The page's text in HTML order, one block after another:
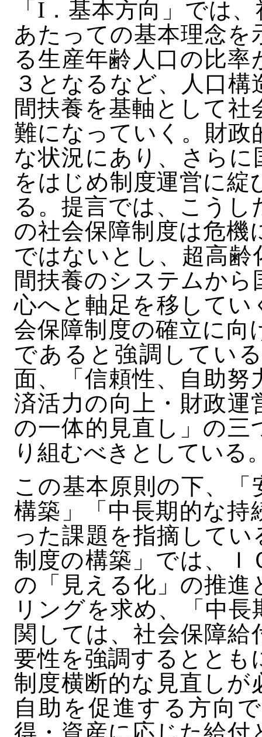
「I．基本方向」では
あたっての基本理念
る生産年齢人口の比
３となるなど、人口
間扶養を基軸として
難になっていく。財政
な状況にあり、さら
をはじめ制度運営に
る。提言では、こう
の社会保障制度は危機
ではないとし、超高
間扶養のシステムか
心へと軸足を移してい
会保障制度の確立に向
であると強調してい
面、「信頼性、自助努
済活力の向上・財政運
の一体的見直し」の三
り組むべきとしている
この基本原則の下、
構築」「中長期的な持
った課題を指摘して
制度の構築」では、Ｉ
の「見える化」の推進
リングを求め、「中
関しては、社会保障
要性を強調するととも
制度横断的な見直しが
自助を促進する方向